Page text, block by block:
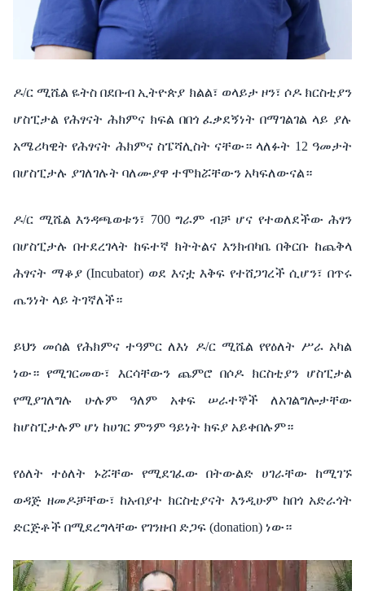
ዶ/ር ሚሼል ዬትስ በደቡብ ኢትዮጵያ ክልል፣ ወላይታ ዞን፣ ሶዶ ክርስቲያን
ሆስፒታል የሕፃናት ሕክምና ክፍል በበጎ ፈቃደኝነት በማገልገል ላይ ያሉ
አሜሪካዊት የሕፃናት ሕክምና ስፔሻሊስት ናቸው። ላለፉት 12 ዓመታት
በሆስፒታሉ ያገለገሉት ባለሙያዋ ተሞክሯቸውን አካፍለውናል።
ዶ/ር ሚሼል እንዳጫወቱን፣ 700 ግራም ብቻ ሆና የተወለደችው ሕፃን
በሆስፒታሉ በተደረገላት ከፍተኛ ክትትልና እንክብካቤ በቅርቡ ከጨቅላ
ሕፃናት ማቆያ(Incubator) ወደ እናቷ እቅፍ የተሸጋገረች ሲሆን፣ በጥሩ
ጤንነት ላይ ትገኛለች።
ይህን መሰል የሕክምና ተዓምር ለእነ ዶ/ር ሚሼል የየዕለት ሥራ አካል
ነው። የሚገርመው፣ እርሳቸውን ጨምሮ በሶዶ ክርስቲያን
ሆስፒታል
የሚያገለግሉ
ሁሉም ዓለም አቀፍ ሠራተኞች ለአገልግሎታቸው
ከሆስፒታሉም ሆነ ከሀገር ምንም ዓይነት ክፍያ አይቀበሉም።
የዕለት ተዕለት ኑሯቸው የሚደገፈው በትውልድ ሀገራቸው
ከሚገኙ
ወዳጅ ዘመዶቻቸው፣ ከአብያተ ክርስቲያናት እንዲሁም ከበጎ አድራጎት
ድርጅቶች በሚደረግላቸው የገንዘብ ድጋፍ (donation) ነው።